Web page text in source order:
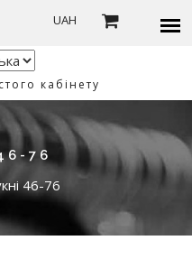
UAH
кабінету
76
46-76